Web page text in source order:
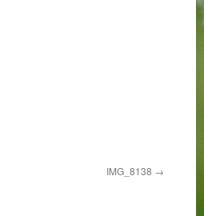
IMG_8138